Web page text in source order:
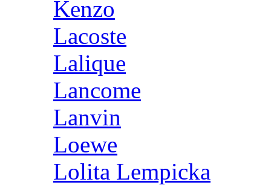
Kenzo
Lacoste
Lalique
Lancome
Lanvin
Loewe
Lolita Lempicka